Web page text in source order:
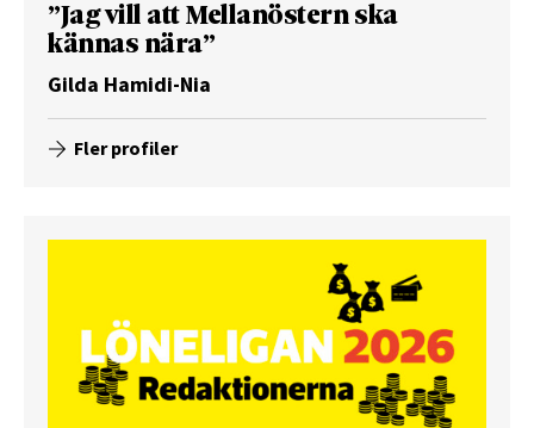
”Jag vill att Mellanöstern ska
kännas nära”
Gilda Hamidi-Nia
Fler profiler